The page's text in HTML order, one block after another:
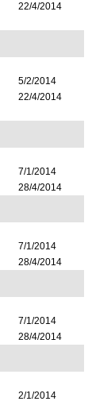
22/4/2014
5/2/2014
22/4/2014
7/1/2014
28/4/2014
7/1/2014
28/4/2014
7/1/2014
28/4/2014
2/1/2014